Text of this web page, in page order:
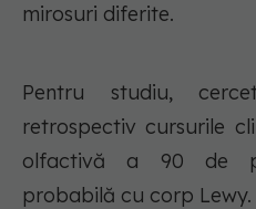
mirosuri diferite.
Pentru studiu,
retrospectiv cursurile
olfactivă a 90 de
probabilă cu corp Lewy.